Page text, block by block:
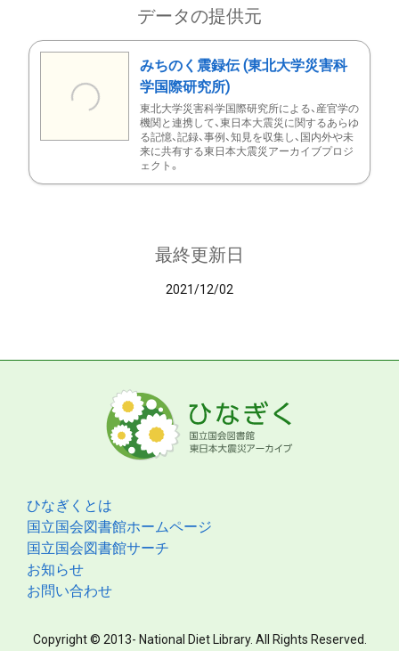
データの提供元
みちのく震録伝 (東北大学災害科
学国際研究所)
東北大学災害科学国際研究所による、産官学の
機関と連携して、東日本大震災に関するあらゆ
る記憶、記録、事例、知見を収集し、国内外や未
来に共有する東日本大震災アーカイブプロジ
ェクト。
最終更新日
2021/12/02
ひなぎくとは
国立国会図書館ホームページ
国立国会図書館サーチ
お知らせ
お問い合わせ
Copyright © 2013- National Diet Library. All Rights Reserved.